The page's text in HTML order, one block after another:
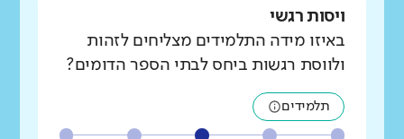
ויסות רגשי
באיזו מידה התלמידים מצליחים לזהות
ולווסת רגשות ביחס לבתי הספר הדומים?
תלמידים